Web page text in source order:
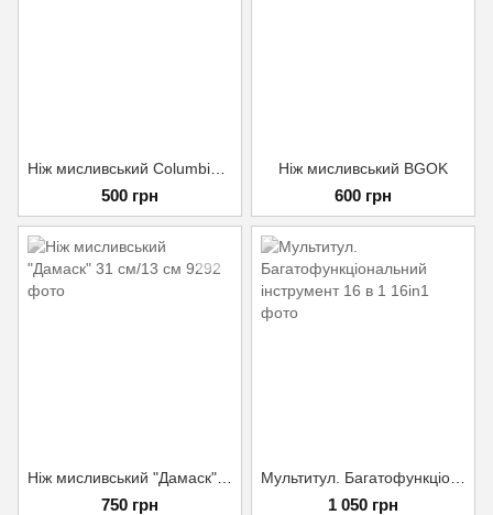
500 грн
Ніж мисливський BGOK
600 грн
750 грн 1 050 грн